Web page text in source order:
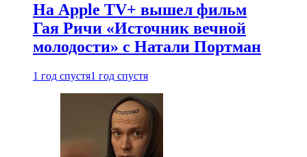
На Apple TV+ вышел фильм
Гая Ричи «Источник вечной
молодости» с Натали Портман
1 год спустя1 год спустя